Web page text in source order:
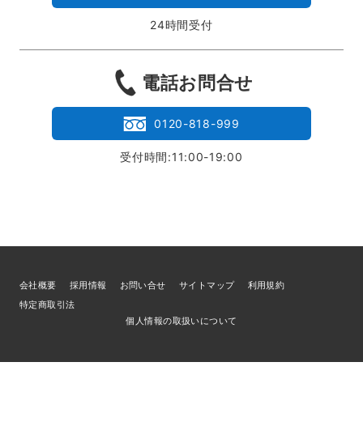
24時間受付
電話お問合せ
0120-818-999
受付時間:11:00-19:00
会社概要 採用情報 お問い合せ サイトマップ
利用規約
特定商取引法
個人情報の取扱いについて